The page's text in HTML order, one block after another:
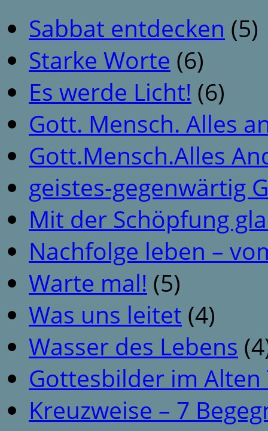
Sabbat entdecken (5)
Starke Worte (6)
Es werde Licht! (6)
Gott. Mensch. Alles
Gott.Mensch.Alles
geistes-gegenwärtig
Mit der Schöpfung
Nachfolge leben –
Warte mal! (5)
Was uns leitet (4)
Wasser des Lebens
Gottesbilder im
Kreuzweise – 7